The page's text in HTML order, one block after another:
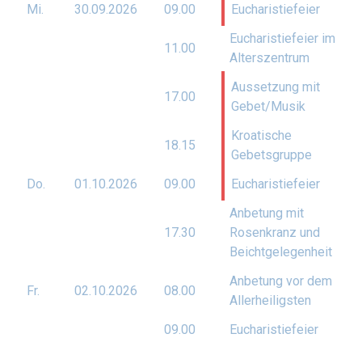
Mi.
30.09.2026 09.00 Eucharistiefeier
11.00
Eucharistiefeier im
Alterszentrum
17.00
Aussetzung mit
Gebet/Musik
18.15
Kroatische
Gebetsgruppe
Do.
01.10.2026 09.00 Eucharistiefeier
17.30
Anbetung mit
Rosenkranz und
Beichtgelegenheit
Fr. 02.10.2026 08.00
Anbetung vor dem
Allerheiligsten
09.00
Eucharistiefeier